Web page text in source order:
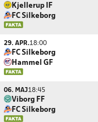
Kjellerup IF
FC Silkeborg
29. APR.18:00
FC Silkeborg
Hammel GF
06. MAJ18:45
Viborg FF
FC Silkeborg